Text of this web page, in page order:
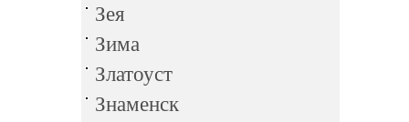
Зея
Зима
Златоуст
Знаменск